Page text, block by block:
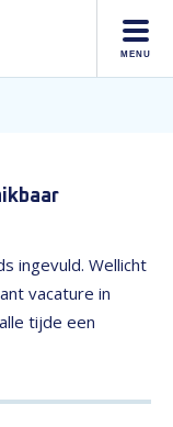
MENU
ingevuld. Wellicht
vacature in
tijde een